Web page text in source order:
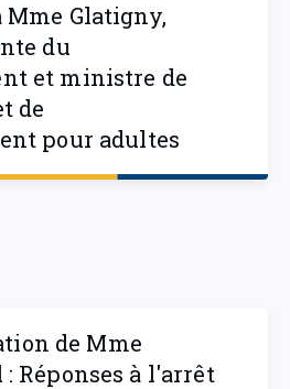
Glatigny,
du
et ministre de
de
pour adultes
de Mme
Réponses à l'arrêt